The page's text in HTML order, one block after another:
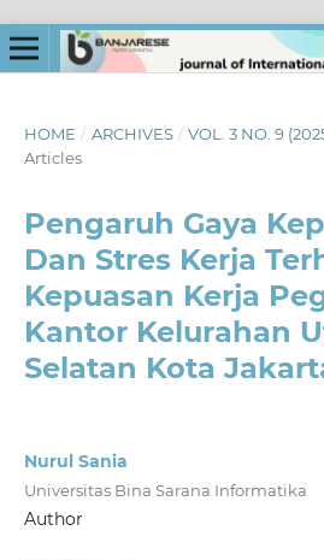
HOME / ARCHIVES / VOL. 3 NO. 9
Articles
Pengaruh Gaya
Dan Stres Kerja
Kepuasan Kerja
Kantor Kelurahan
Selatan Kota
Nurul Sania
Universitas Bina Sarana Informatika
Author